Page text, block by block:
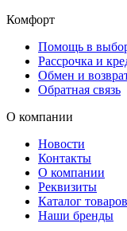
Комфорт
Помощь в
Рассрочка и
Обмен и
Обратная связь
О компании
Новости
Контакты
О компании
Реквизиты
Каталог товаров
Наши бренды